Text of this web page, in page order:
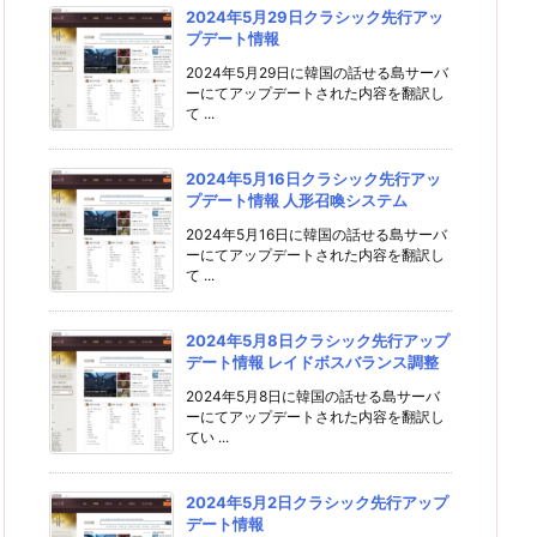
2024年5月29日クラシック先行アッ
プデート情報
2024年5月29日に韓国の話せる島サーバ
ーにてアップデートされた内容を翻訳し
て ...
2024年5月16日クラシック先行アッ
プデート情報 人形召喚システム
2024年5月16日に韓国の話せる島サーバ
ーにてアップデートされた内容を翻訳し
て ...
2024年5月8日クラシック先行アップ
デート情報 レイドボスバランス調整
2024年5月8日に韓国の話せる島サーバ
ーにてアップデートされた内容を翻訳し
てい ...
2024年5月2日クラシック先行アップ
デート情報